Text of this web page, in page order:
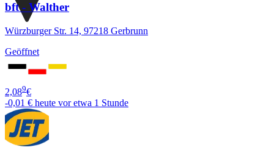
bft - Walther
Würzburger Str. 14, 97218 Gerbrunn
Geöffnet
2,089€
-0,01 € heute vor etwa 1 Stunde